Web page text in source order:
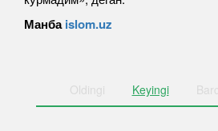
Манбаislom.uz
Oldingi Keyingi